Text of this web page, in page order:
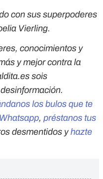
con sus superpoderes
Vierling.
conocimientos y
y mejor contra la
sois
los bulos que te
, préstanos tus
desmentidos y hazte